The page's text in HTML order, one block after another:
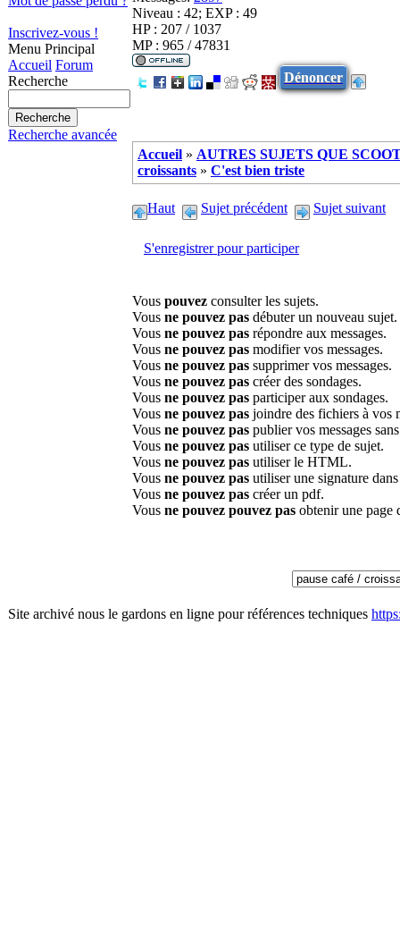
Inscrivez-vous !
Menu Principal
Accueil Forum
Recherche
Recherche avancée
Niveau : 42; EXP : 49
HP : 207 / 1037
MP : 965 / 47831
Dénoncer
Accueil » AUTRES SUJETS QUE
croissants » C'est bien triste
Haut Sujet précédent Sujet suivant
S'enregistrer pour participer
Vous pouvez consulter les sujets.
Vous ne pouvez pas débuter un nouveau sujet.
Vous ne pouvez pas répondre aux messages.
Vous ne pouvez pas modifier vos messages.
Vous ne pouvez pas supprimer vos messages.
Vous ne pouvez pas créer des sondages.
Vous ne pouvez pas participer aux sondages.
Vous ne pouvez pas joindre des fichiers à vos
Vous ne pouvez pas publier vos messages
Vous ne pouvez pas utiliser ce type de sujet.
Vous ne pouvez pas utiliser le HTML.
Vous ne pouvez pas utiliser une signature
Vous ne pouvez pas créer un pdf.
Vous ne pouvez pouvez pas obtenir une page
Site archivé nous le gardons en ligne pour références techniques